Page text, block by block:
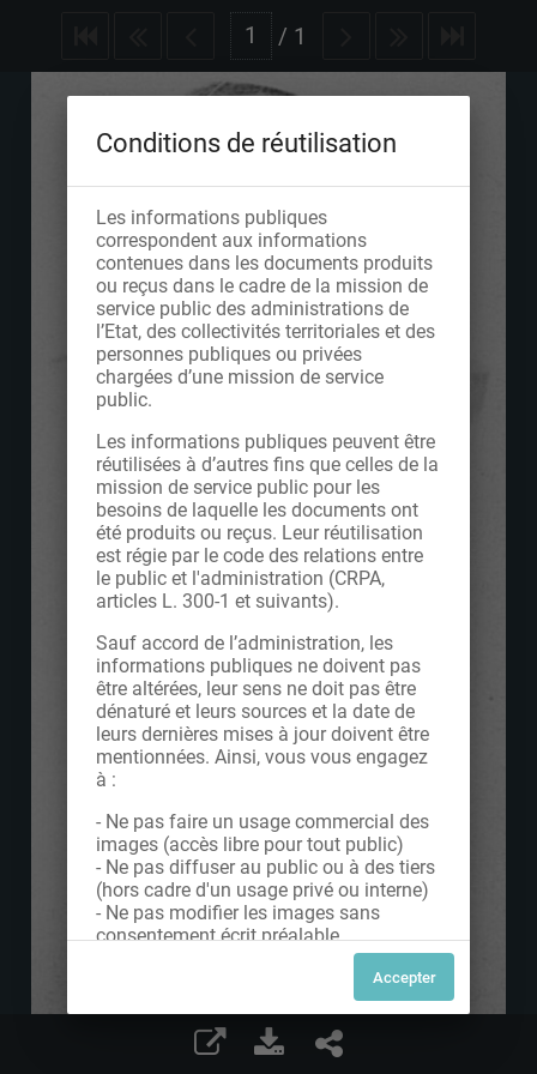
/ 1
Conditions de réutilisation
Les informations publiques
correspondent aux informations
contenues dans les documents produits
ou reçus dans le cadre de la mission de
service public des administrations de
l’Etat, des collectivités territoriales et des
personnes publiques ou privées
chargées d’une mission de service
public.
Les informations publiques peuvent être
réutilisées à d’autres fins que celles de la
mission de service public pour les
besoins de laquelle les documents ont
été produits ou reçus. Leur réutilisation
est régie par le code des relations entre
le public et l'administration (CRPA,
articles L. 300-1 et suivants).
Sauf accord de l’administration, les
informations publiques ne doivent pas
être altérées, leur sens ne doit pas être
dénaturé et leurs sources et la date de
leurs dernières mises à jour doivent être
mentionnées. Ainsi, vous vous engagez
à :
- Ne pas faire un usage commercial des
images (accès libre pour tout public)
- Ne pas diffuser au public ou à des tiers
(hors cadre d'un usage privé ou interne)
- Ne pas modifier les images sans
consentement écrit préalable
Dans le cas contraire, nous vous invitons
à nous contacter afin de solliciter le type
de Licence souhaitée parmi celles
proposées et le cas échéant, acquitter